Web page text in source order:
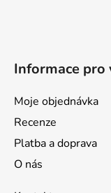
Informace pro
Moje objednávka
Recenze
Platba a doprava
O nás